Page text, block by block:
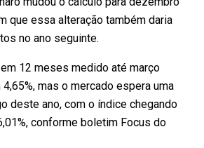
que essa alteração também daria
no ano seguinte.
12 meses medido até março
mas o mercado espera uma
deste ano, com o índice chegando
conforme boletim Focus do